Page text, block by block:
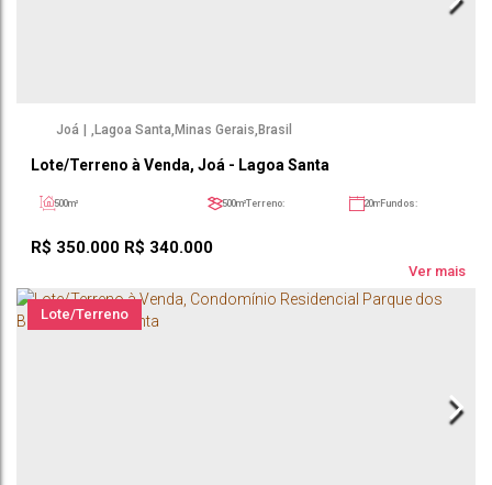
Lote/Terreno à Venda, Joá - Lagoa Santa
R$ 350.000 R$ 340.000
Joá Lagoa Santa Minas Gerais Brasil
500m² Terreno:
500m² Fundos:
20m
Ver mais
Lote/Terreno